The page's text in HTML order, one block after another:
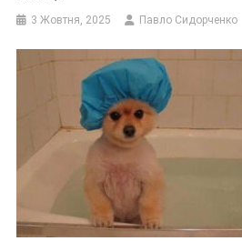
3 Жовтня, 2025 Павло Сидорченко